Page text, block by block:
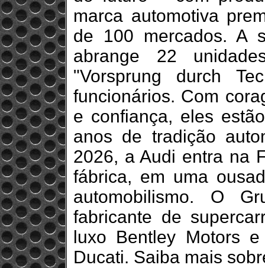
marca automotiva
de 100 mercados. A
abrange 22
"Vorsprung durch
funcionários. Com
e confiança, eles
anos de tradição
2026, a Audi entra na
fábrica, em uma
automobilismo. O
fabricante de
luxo Bentley Motors
Ducati. Saiba mais